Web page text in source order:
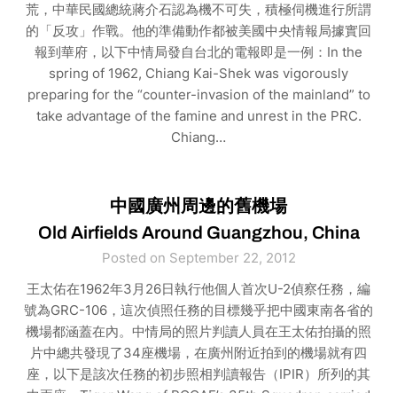
荒，中華民國總統蔣介石認為機不可失，積極伺機進行所謂
的「反攻」作戰。他的準備動作都被美國中央情報局據實回
報到華府，以下中情局發自台北的電報即是一例：In the
spring of 1962, Chiang Kai-Shek was vigorously
preparing for the “counter-invasion of the mainland” to
take advantage of the famine and unrest in the PRC.
Chiang…
中國廣州周邊的舊機場
Old Airfields Around Guangzhou, China
Posted on September 22, 2012
王太佑在1962年3月26日執行他個人首次U-2偵察任務，編
號為GRC-106，這次偵照任務的目標幾乎把中國東南各省的
機場都涵蓋在內。中情局的照片判讀人員在王太佑拍攝的照
片中總共發現了34座機場，在廣州附近拍到的機場就有四
座，以下是該次任務的初步照相判讀報告（IPIR）所列的其